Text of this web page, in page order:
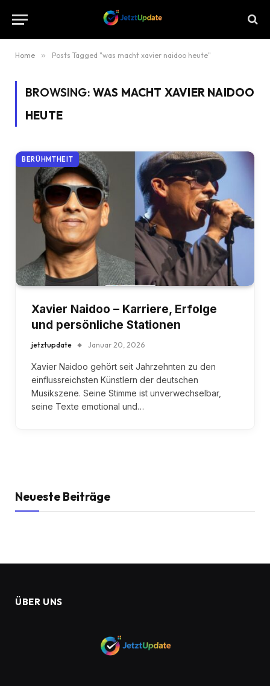
Home » Posts Tagged "was macht xavier naidoo heute"
BROWSING: WAS MACHT XAVIER NAIDOO
HEUTE
BERÜHMTHEIT
Xavier Naidoo – Karriere, Erfolge
und persönliche Stationen
jetztupdate Januar 20, 2026
Xavier Naidoo gehört seit Jahrzehnten zu den
einflussreichsten Künstlern der deutschen
Musikszene. Seine Stimme ist unverwechselbar,
seine Texte emotional und…
Neueste Beiträge
ÜBER UNS